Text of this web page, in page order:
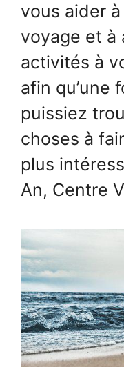
vous aider
voyage et à
activités à
afin qu’une
puissiez
choses à
plus
An, Centre